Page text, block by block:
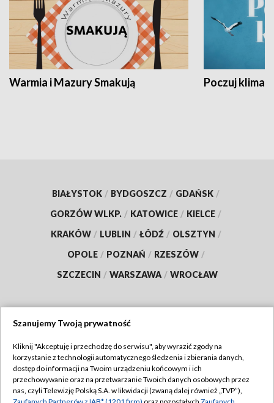
Warmia i Mazury Smakują Poczuj klimat
BIAŁYSTOK / BYDGOSZCZ / GDAŃSK /
GORZÓW WLKP. / KATOWICE / KIELCE /
KRAKÓW / LUBLIN / ŁÓDŹ / OLSZTYN /
OPOLE / POZNAŃ / RZESZÓW /
SZCZECIN / WARSZAWA / WROCŁAW
TVP
Abonament TVP
Emisja w TVP
Regulamin TVP
Szanujemy Twoją prywatność
Kliknij "Akceptuję i przechodzę do serwisu", aby wyrazić zgody na
korzystanie z technologii automatycznego śledzenia i zbierania danych,
dostęp do informacji na Twoim urządzeniu końcowym i ich
przechowywanie oraz na przetwarzanie Twoich danych osobowych przez
nas, czyli Telewizję Polską S.A. w likwidacji (zwaną dalej również „TVP”),